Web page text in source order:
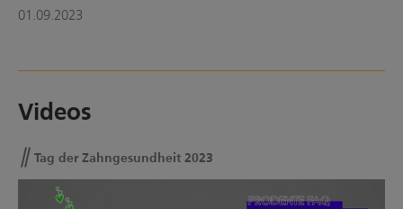
01.09.2023
Videos
Tag der Zahngesundheit 2023
Tag der Zahngesundheit 2023